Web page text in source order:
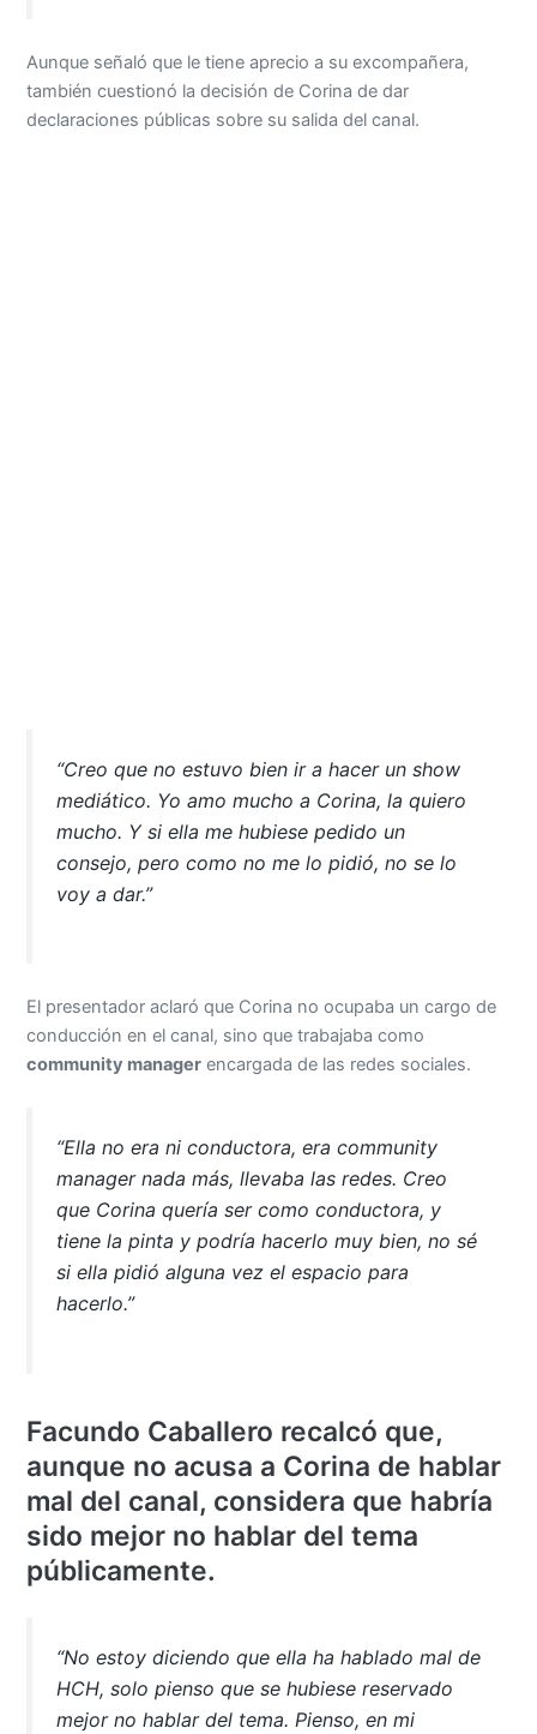
Aunque señaló que le tiene aprecio a su excompañera,
también cuestionó la decisión de Corina de dar
declaraciones públicas sobre su salida del canal.
“Creo que no estuvo bien ir a hacer un show
mediático. Yo amo mucho a Corina, la quiero
mucho. Y si ella me hubiese pedido un
consejo, pero como no me lo pidió, no se lo
voy a dar.”
El presentador aclaró que Corina no ocupaba un cargo de
conducción en el canal, sino que trabajaba como
community manager encargada de las redes sociales.
“Ella no era ni conductora, era community
manager nada más, llevaba las redes. Creo
que Corina quería ser como conductora, y
tiene la pinta y podría hacerlo muy bien, no sé
si ella pidió alguna vez el espacio para
hacerlo.”
Facundo Caballero recalcó que,
aunque no acusa a Corina de hablar
mal del canal, considera que habría
sido mejor no hablar del tema
públicamente.
“No estoy diciendo que ella ha hablado mal de
HCH, solo pienso que se hubiese reservado
mejor no hablar del tema. Pienso, en mi